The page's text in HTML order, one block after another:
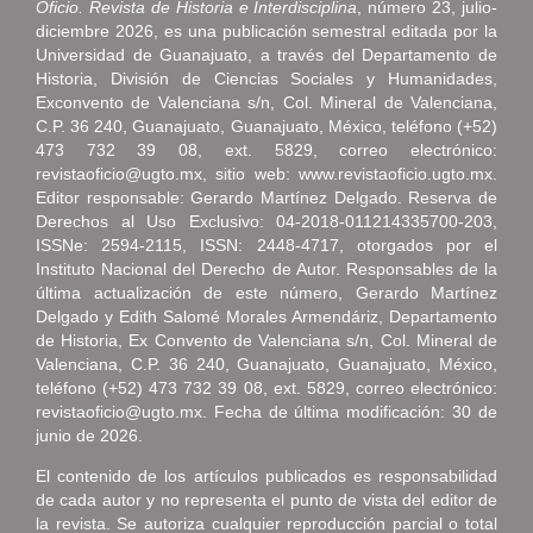
Oficio. Revista de Historia e Interdisciplina, número 23, julio-
diciembre 2026, es una publicación semestral editada por la
Universidad de Guanajuato, a través del Departamento de
Historia, División de Ciencias Sociales y Humanidades,
Exconvento de Valenciana s/n, Col. Mineral de Valenciana,
C.P. 36 240, Guanajuato, Guanajuato, México, teléfono (+52)
473 732 39 08, ext. 5829, correo electrónico:
revistaoficio@ugto.mx, sitio web: www.revistaoficio.ugto.mx.
Editor responsable: Gerardo Martínez Delgado. Reserva de
Derechos al Uso Exclusivo: 04-2018-011214335700-203,
ISSNe: 2594-2115, ISSN: 2448-4717, otorgados por el
Instituto Nacional del Derecho de Autor. Responsables de la
última actualización de este número, Gerardo Martínez
Delgado y Edith Salomé Morales Armendáriz, Departamento
de Historia, Ex Convento de Valenciana s/n, Col. Mineral de
Valenciana, C.P. 36 240, Guanajuato, Guanajuato, México,
teléfono (+52) 473 732 39 08, ext. 5829, correo electrónico:
revistaoficio@ugto.mx. Fecha de última modificación: 30 de
junio de 2026.
El contenido de los artículos publicados es responsabilidad
de cada autor y no representa el punto de vista del editor de
la revista. Se autoriza cualquier reproducción parcial o total